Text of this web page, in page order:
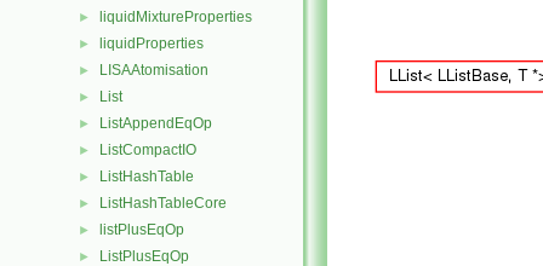
► liquidMixtureProperties
► liquidProperties
► LISAAtomisation
► List
► ListAppendEqOp
► ListCompactIO
► ListHashTable
► ListHashTableCore
► listPlusEqOp
► ListPlusEqOp